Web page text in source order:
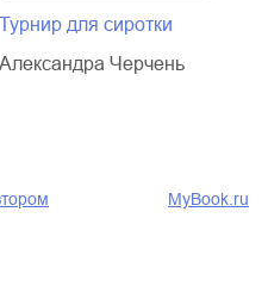
Турнир для сиротки
Александра Черчень
MyBook.ru